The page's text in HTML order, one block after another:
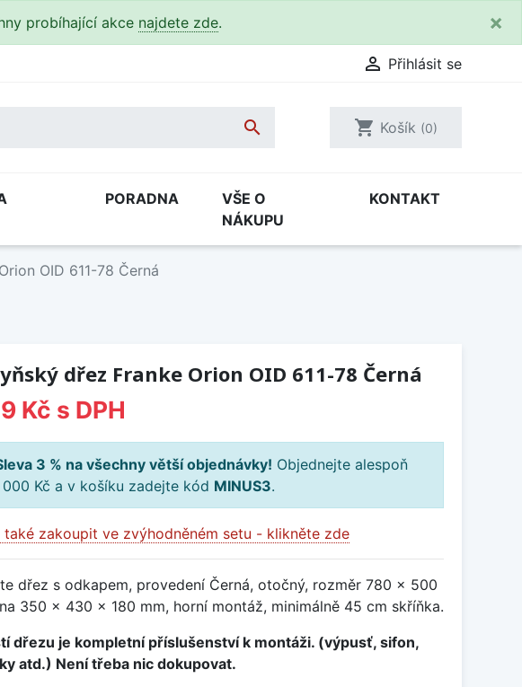
probíhající akce najdete zde. ×
 Přihlásit se
 shopping_cart Košík (0)
PORADNA
VŠE O
NÁKUPU
KONTAKT
OID 611-78 Černá
dřez Franke Orion OID 611-78 Černá
Kč s DPH
3 % na všechny větší objednávky! Objednejte alespoň
Kč a v košíku zadejte kód MINUS3.
také zakoupit ve zvýhodněném setu - klikněte zde
dřez s odkapem, provedení Černá, otočný, rozměr 780 x 500
350 x 430 x 180 mm, horní montáž, minimálně 45 cm skříňka.
dřezu je kompletní příslušenství k montáži. (výpusť, sifon,
atd.) Není třeba nic dokupovat.